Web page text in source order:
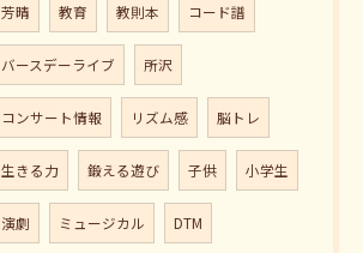
芳晴 教育 教則本 コード譜
バースデーライブ 所沢
コンサート情報 リズム感 脳トレ
生きる力 鍛える遊び 子供 小学生
演劇 ミュージカル DTM